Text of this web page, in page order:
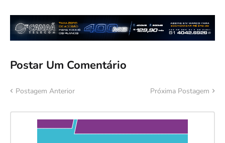
Postar Um Comentário
Postagem Anterior Próxima Postagem